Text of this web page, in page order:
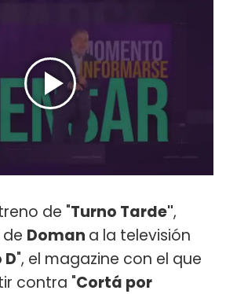
de "Turno Tarde",
Doman a la televisión
", el magazine con el que
contra "Cortá por